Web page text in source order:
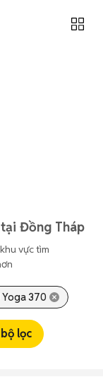
Đồng Tháp
vực tìm
Yoga 370
lọc